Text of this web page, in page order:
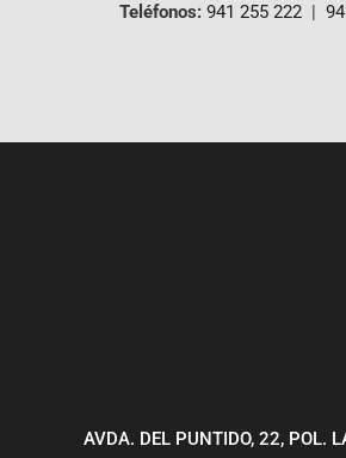
Teléfonos: 941 255 222 |
AVDA. DEL PUNTIDO, 22, POL.